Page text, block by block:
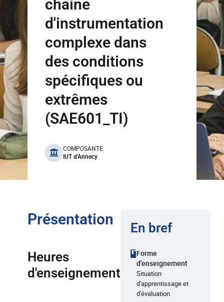
chaine
d'instrumentation
complexe dans
des conditions
spécifiques ou
extrêmes
(SAE601_TI)
benefits
COMPOSANTE
IUT d'Annecy
Présentation
Heures
d'enseignement
En bref
Forme
d'enseignement
Situation
d'apprentissage et
d'évaluation